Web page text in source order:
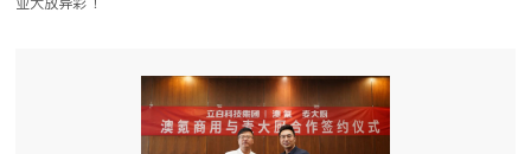
我们一起来看看吧。